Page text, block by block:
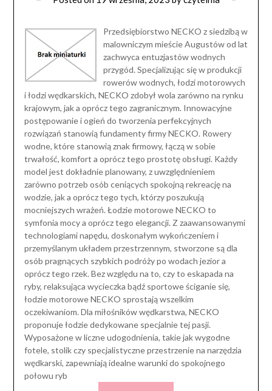
Przedsiębiorstwo NECKO z siedzibą w
malowniczym mieście Augustów od lat
zachwyca entuzjastów wodnych
przygód. Specjalizując się w produkcji
rowerów wodnych, łodzi motorowych
i łodzi wędkarskich, NECKO zdobył wola zarówno na rynku
krajowym, jak a oprócz tego zagranicznym. Innowacyjne
postępowanie i ogień do tworzenia perfekcyjnych
rozwiązań stanowią fundamenty firmy NECKO. Rowery
wodne, które stanowią znak firmowy, łączą w sobie
trwałość, komfort a oprócz tego prostotę obsługi. Każdy
model jest dokładnie planowany, z uwzględnieniem
zarówno potrzeb osób ceniących spokojną rekreację na
wodzie, jak a oprócz tego tych, którzy poszukują
mocniejszych wrażeń. Łodzie motorowe NECKO to
symfonia mocy a oprócz tego elegancji. Z zaawansowanymi
technologiami napędu, doskonałym wykończeniem i
przemyślanym układem przestrzennym, stworzone są dla
osób pragnących szybkich podróży po wodach jezior a
oprócz tego rzek. Bez względu na to, czy to eskapada na
ryby, relaksująca wycieczka bądź sportowe ściganie się,
łodzie motorowe NECKO sprostają wszelkim
oczekiwaniom. Dla miłośników wędkarstwa, NECKO
proponuje łodzie dedykowane specjalnie tej pasji.
Wyposażone w liczne udogodnienia, takie jak wygodne
fotele, stolik czy specjalistyczne przestrzenie na narzędzia
wędkarski, zapewniają idealne warunki do spokojnego
połowu ryb